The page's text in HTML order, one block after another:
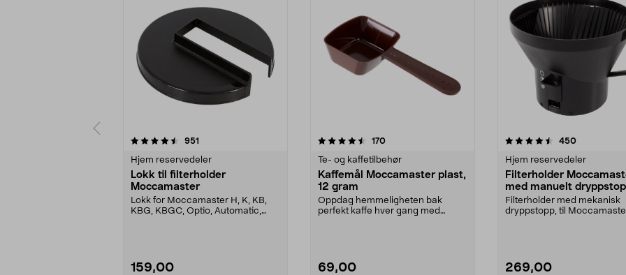
951
Hjem reservedeler
Lokk til filterholder
Moccamaster
Lokk for Moccamaster H, K, KB,
KBG, KBGC, Optio, Automatic,
159,00
4.5 av 5 stjerner 170anmeldelser
Te- og kaffetilbehør
Kaffemål Moccamaster plast,
12 gram
Oppdag hemmeligheten bak
perfekt kaffe hver gang med
69,00
4.5 av 5 stjerner 450anmeldelser
Hjem reservedeler
Filterholder
med manuelt
Filterholder med mekanisk
dryppstopp, til
269,00
4.5 av 5 stjerner